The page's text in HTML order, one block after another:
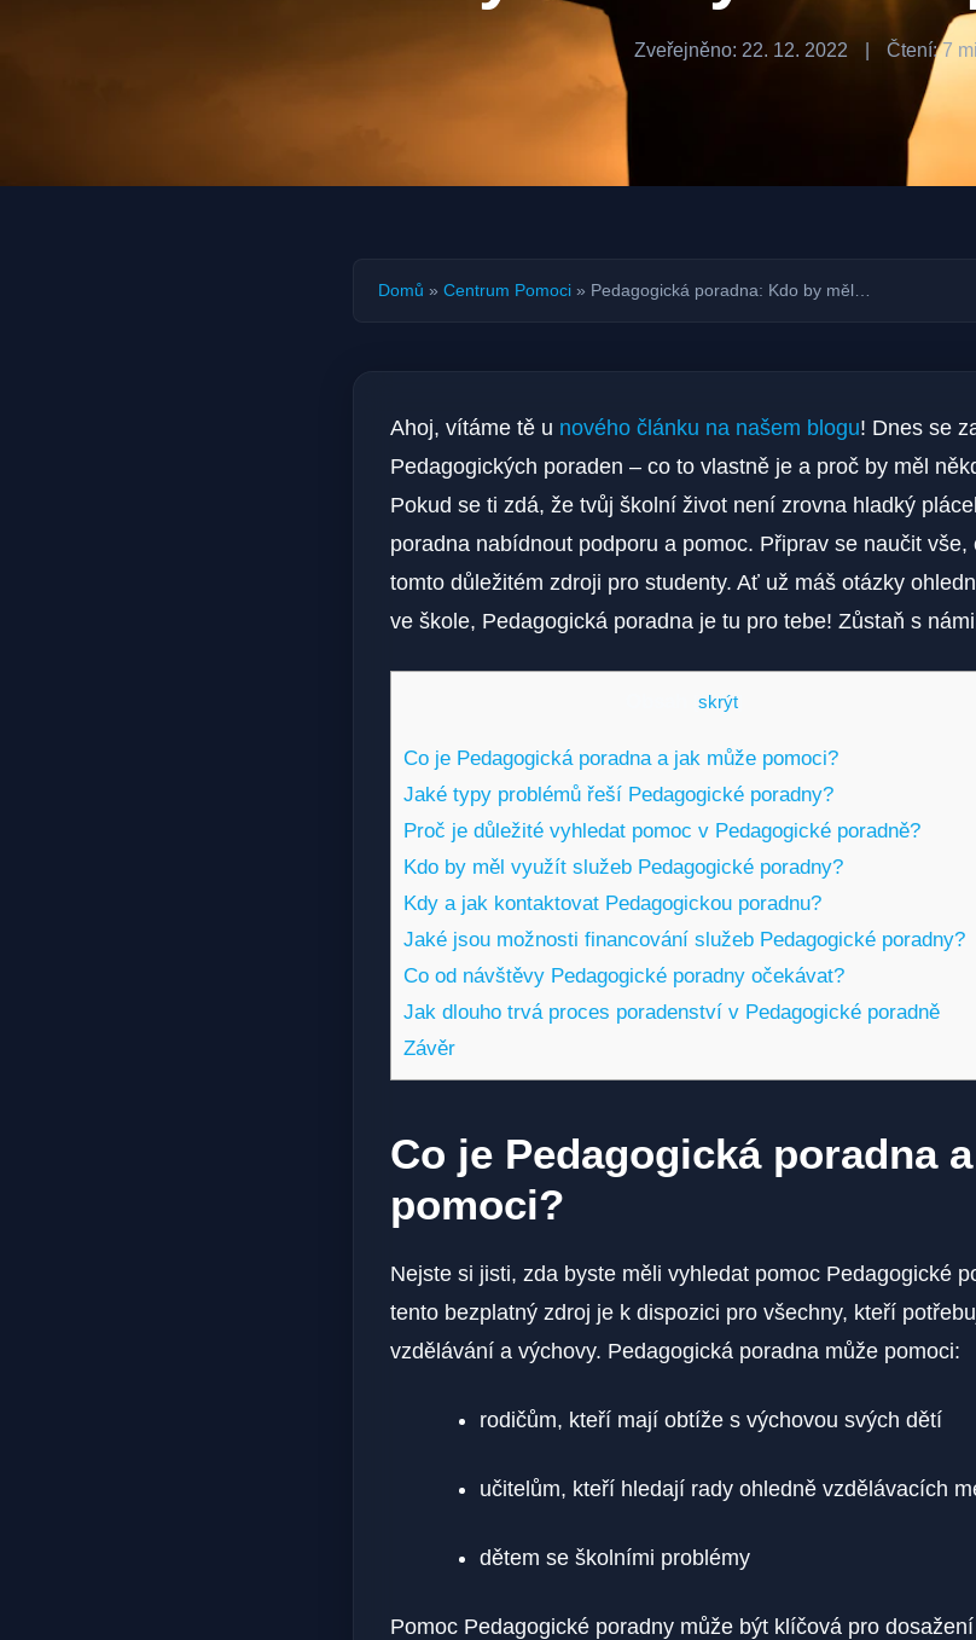
Zveřejněno: 22. 12. 2022 Čtení: 7
Domů » Centrum Pomoci » Pedagogická poradna: Kdo by měl…
Ahoj, vítáme tě u nového článku na našem blogu! Dnes se
Pedagogických poraden – co to vlastně je a proč by měl
Pokud se ti zdá, že tvůj školní život není zrovna hladký
poradna nabídnout podporu a pomoc. Připrav se naučit
tomto důležitém zdroji pro studenty. Ať už máš otázky
ve škole, Pedagogická poradna je tu pro tebe! Zůstaň s
skrýt
Co je Pedagogická poradna a jak může pomoci?
Jaké typy problémů řeší Pedagogické poradny?
Proč je důležité vyhledat pomoc v Pedagogické poradně?
Kdo by měl využít služeb Pedagogické poradny?
Kdy a jak kontaktovat Pedagogickou poradnu?
Jaké jsou možnosti financování služeb Pedagogické poradny?
Co od návštěvy Pedagogické poradny očekávat?
Jak dlouho trvá proces poradenství v Pedagogické poradně
Závěr
Co je Pedagogická poradna
pomoci?
Nejste si jisti, zda byste měli vyhledat pomoc Pedagogické
tento bezplatný zdroj je k dispozici pro všechny, kteří
vzdělávání a výchovy. Pedagogická poradna může pomoci:
rodičům, kteří mají obtíže s výchovou svých dětí
učitelům, kteří hledají rady ohledně vzdělávacích
dětem se školními problémy
Pomoc Pedagogické poradny může být klíčová pro